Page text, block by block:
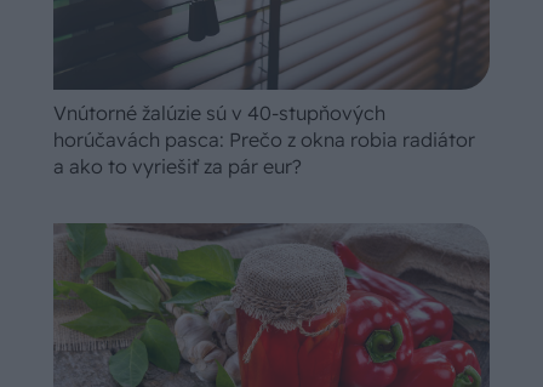
Vnútorné žalúzie sú v 40-stupňových
horúčavách pasca: Prečo z okna robia radiátor
a ako to vyriešiť za pár eur?